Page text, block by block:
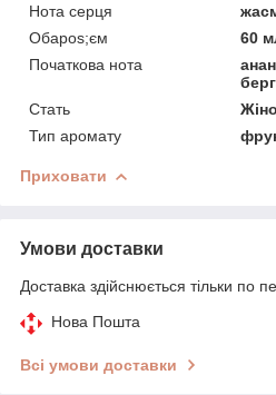
Нота серця
Обapos;єм
60
Початкова нота
Стать
Тип аромату
Приховати
Умови доставки
Доставка здійснюється тільки по
Нова Пошта
Всі умови доставки